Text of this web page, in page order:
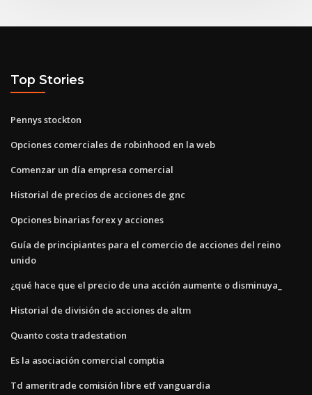
Top Stories
Pennys stockton
Opciones comerciales de robinhood en la web
Comenzar un día empresa comercial
Historial de precios de acciones de gnc
Opciones binarias forex y acciones
Guía de principiantes para el comercio de acciones del reino
unido
¿qué hace que el precio de una acción aumente o disminuya_
Historial de división de acciones de altm
Quanto costa tradestation
Es la asociación comercial comptia
Td ameritrade comisión libre etf vanguardia